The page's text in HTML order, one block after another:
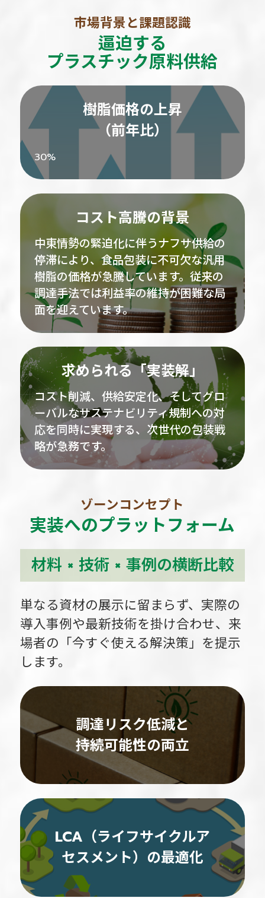
市場背景と課題認識
逼迫する
プラスチック原料供給
樹脂価格の上昇
（前年比）
30%
コスト高騰の背景
中東情勢の緊迫化に伴うナフサ供給の
停滞により、食品包装に不可欠な汎用
樹脂の価格が急騰しています。従来の
調達手法では利益率の維持が困難な局
面を迎えています。
求められる「実装解」
コスト削減、供給安定化、そしてグロ
ーバルなサステナビリティ規制への対
応を同時に実現する、次世代の包装戦
略が急務です。
ゾーンコンセプト
実装へのプラットフォーム
材料 × 技術 × 事例の横断比較
単なる資材の展示に留まらず、実際の
導入事例や最新技術を掛け合わせ、 来
場者の「今すぐ使える解決策」を提示
します。
調達リスク低減と
持続可能性の両立
LCA（ライフサイクルア
セスメント）の最適化